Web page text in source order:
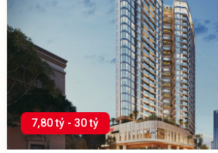
7,80 tỷ - 30 tỷ